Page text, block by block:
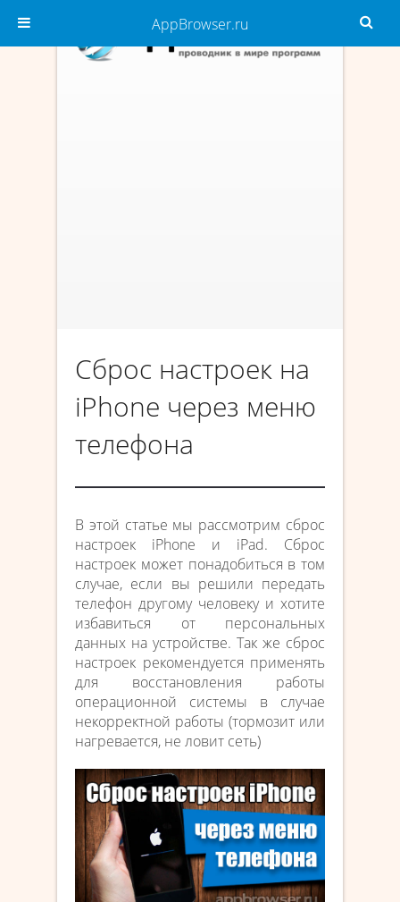
Сброс настроек на
iPhone через меню
телефона
В этой статье мы рассмотрим сброс
настроек iPhone и iPad. Сброс
настроек может понадобиться в том
случае, если вы решили передать
телефон другому человеку и хотите
избавиться от персональных
данных на устройстве. Так же сброс
настроек рекомендуется применять
для восстановления работы
операционной системы в случае
некорректной работы (тормозит или
нагревается, не ловит сеть)
AppBrowser.ru